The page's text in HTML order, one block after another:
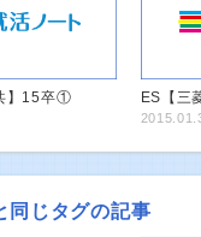
】15卒① ES【三
同じタグの記事